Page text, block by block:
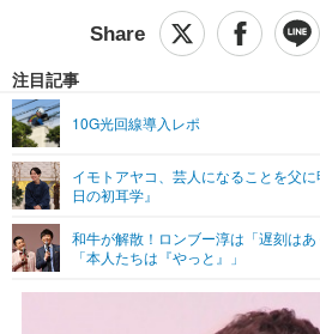
ショッピング
エンタメTOP
グラビア
ショッピング
ライフTOP
その他
リリース一覧
プッシュ通知の停止方法
注目記事
10G光回線導入レポ
イモトアヤコ、芸人になることを父
日の初耳学』
和牛が解散！ロンブー淳は「遅刻は
「本人たちは『やっと』」